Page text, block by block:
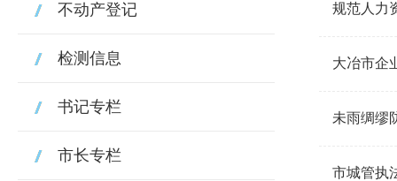
不动产登记
检测信息
书记专栏
市长专栏
规范人力
大冶市企
未雨绸缪
市城管执